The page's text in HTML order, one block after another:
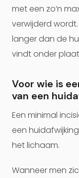
met een zo’n
verwijderd
langer dan de
vindt onder
Voor wie is
van een
Een minimal
een
het lichaam.
Wanneer men